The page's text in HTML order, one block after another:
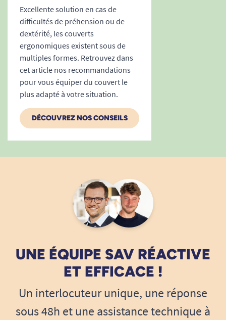
Excellente solution en cas de
difficultés de préhension ou de
dextérité, les couverts
ergonomiques existent sous de
multiples formes. Retrouvez dans
cet article nos recommandations
pour vous équiper du couvert le
plus adapté à votre situation.
DÉCOUVREZ NOS CONSEILS
UNE ÉQUIPE SAV RÉACTIVE
ET EFFICACE !
Un interlocuteur unique, une réponse
sous 48h et une assistance technique à